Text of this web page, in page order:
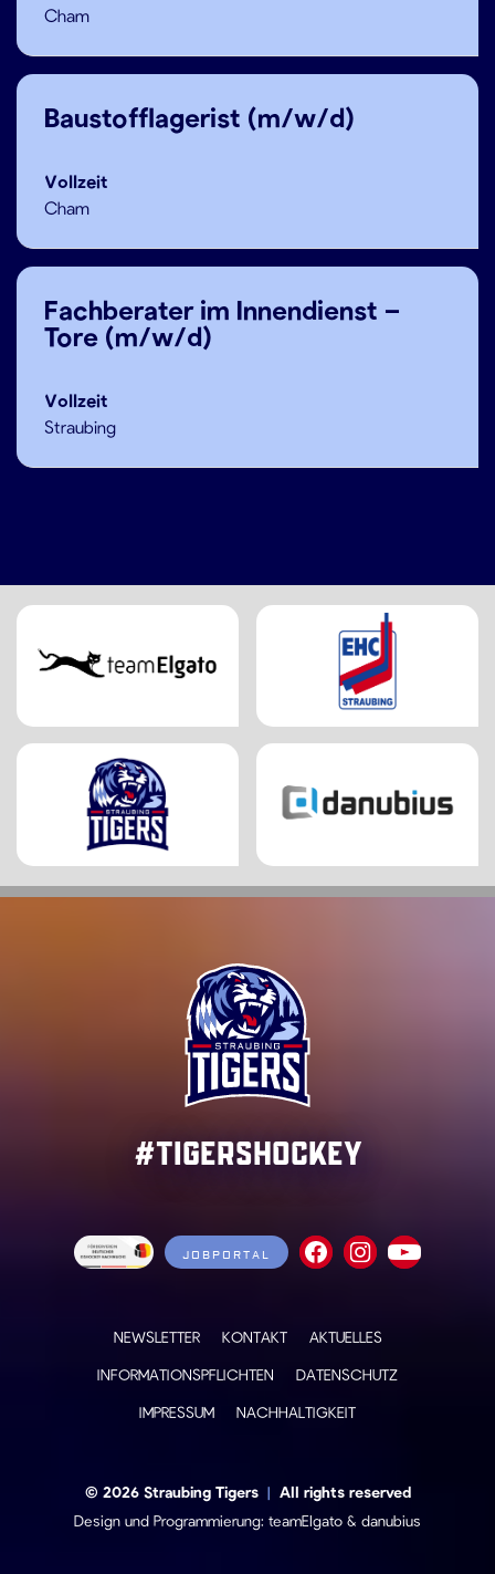
Cham
Baustofflagerist (m/w/d)
Cham
Vollzeit
Fachberater im Innendienst –
Tore (m/w/d)
Straubing
Vollzeit
#TigersHockey
JOBPORTAL
NEWSLETTER KONTAKT
AKTUELLES
INFORMATIONSPFLICHTEN
DATENSCHUTZ
IMPRESSUM
NACHHALTIGKEIT
© 2026 Straubing Tigers | All rights reserved
Design und Programmierung: teamElgato & danubius